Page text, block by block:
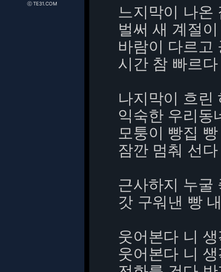
ⓒ TE31.COM
느지막이 나온
벌써 새 계절
바람이 다르고
시간 참 빠르다
나지막이 흐린
익숙한 우리동
모퉁이 빵집
잠깐 멈춰 선다
근사하지 누굴
갓 구워낸 빵
웃어본다 니
웃어본다 니